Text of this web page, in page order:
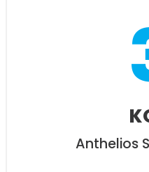
Anthelios